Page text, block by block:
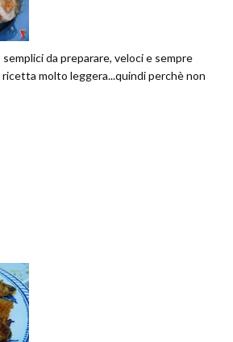
da preparare, veloci e sempre
molto leggera...quindi perchè non